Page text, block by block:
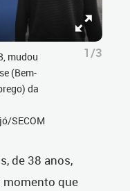
mudou
(Bem-
da
SECOM
1/3
de 38 anos,
momento que